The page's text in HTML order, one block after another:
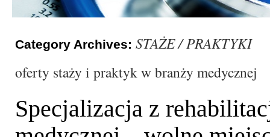
Category Archives: STAŻE / PRAKTYKI
oferty staży i praktyk w branży medycznej
Specjalizacja z